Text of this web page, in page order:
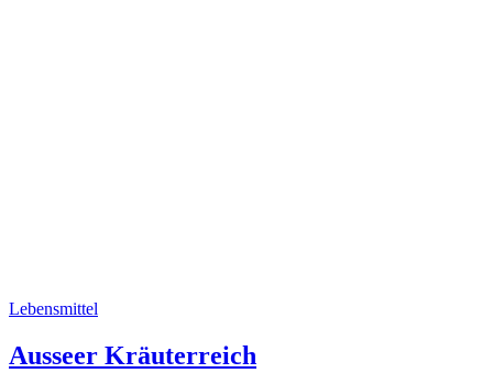
Lebensmittel
Ausseer Kräuterreich